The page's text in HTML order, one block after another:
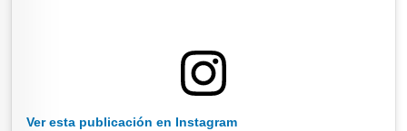
Ver esta publicación en Instagram